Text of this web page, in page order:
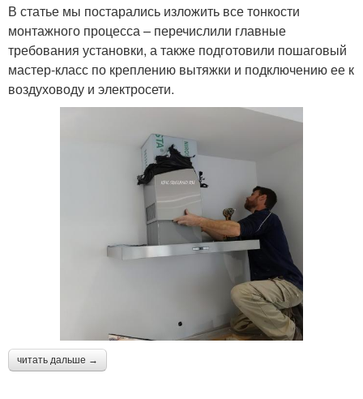
В статье мы постарались изложить все тонкости
монтажного процесса – перечислили главные
требования установки, а также подготовили пошаговый
мастер-класс по креплению вытяжки и подключению ее к
воздуховоду и электросети.
читать дальше →